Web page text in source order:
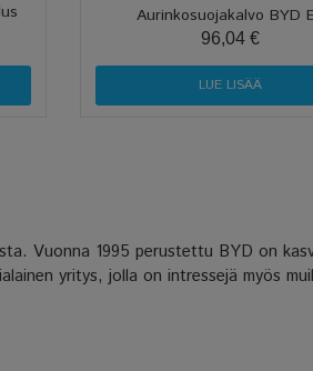
Aurinkosuojakalvo BYD
96,04 €
LUE LISÄÄ
Vuonna 1995 perustettu BYD on
yritys, jolla on intressejä myös